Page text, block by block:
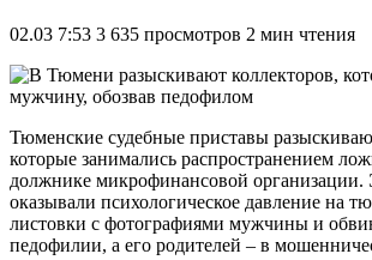
02.03 7:53 3 635 просмотров 2 мин чтения
Тюменские судебные приставы
которые занимались распространением
должнике микрофинансовой
оказывали психологическое давление на
листовки с фотографиями мужчины и
педофилии, а его родителей – в